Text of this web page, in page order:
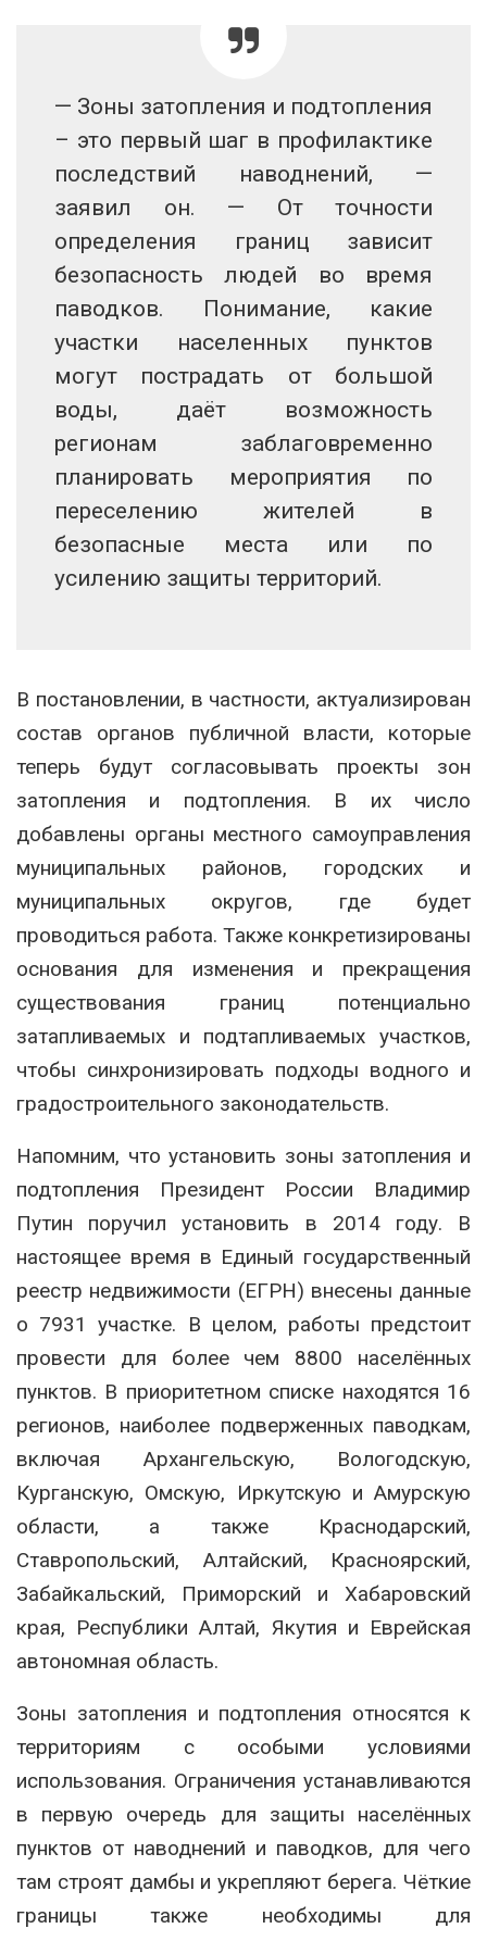
— Зоны затопления и подтопления
– это первый шаг в профилактике
последствий наводнений, —
заявил он. — От точности
определения границ зависит
безопасность людей во время
паводков. Понимание, какие
участки населенных пунктов
могут пострадать от большой
воды, даёт возможность
регионам заблаговременно
планировать мероприятия по
переселению жителей в
безопасные места или по
усилению защиты территорий.
В постановлении, в частности, актуализирован
состав органов публичной власти, которые
теперь будут согласовывать проекты зон
затопления и подтопления. В их число
добавлены органы местного самоуправления
муниципальных районов, городских и
муниципальных округов, где будет
проводиться работа. Также конкретизированы
основания для изменения и прекращения
существования границ потенциально
затапливаемых и подтапливаемых участков,
чтобы синхронизировать подходы водного и
градостроительного законодательств.
Напомним, что установить зоны затопления и
подтопления Президент России Владимир
Путин поручил установить в 2014 году. В
настоящее время в Единый государственный
реестр недвижимости (ЕГРН) внесены данные
о 7931 участке. В целом, работы предстоит
провести для более чем 8800 населённых
пунктов. В приоритетном списке находятся 16
регионов, наиболее подверженных паводкам,
включая Архангельскую, Вологодскую,
Курганскую, Омскую, Иркутскую и Амурскую
области, а также Краснодарский,
Ставропольский, Алтайский, Красноярский,
Забайкальский, Приморский и Хабаровский
края, Республики Алтай, Якутия и Еврейская
автономная область.
Зоны затопления и подтопления относятся к
территориям с особыми условиями
использования. Ограничения устанавливаются
в первую очередь для защиты населённых
пунктов от наводнений и паводков, для чего
там строят дамбы и укрепляют берега. Чёткие
границы также необходимы для